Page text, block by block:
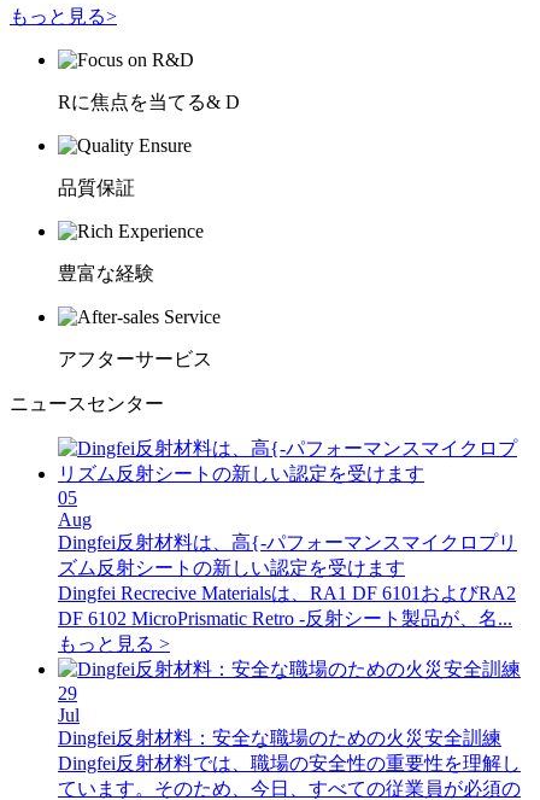
もっと見る>
Rに焦点を当てる& D
品質保証
豊富な経験
アフターサービス
ニュースセンター
05
Aug
Dingfei反射材料は、高{-パフォーマンスマイクロプリ
ズム反射シートの新しい認定を受けます
Dingfei Recrecive Materialsは、RA1 DF 6101およびRA2
DF 6102 MicroPrismatic Retro -反射シート製品が、名...
もっと見る >
29
Jul
Dingfei反射材料：安全な職場のための火災安全訓練
Dingfei反射材料では、職場の安全性の重要性を理解し
ています。そのため、今日、すべての従業員が必須の